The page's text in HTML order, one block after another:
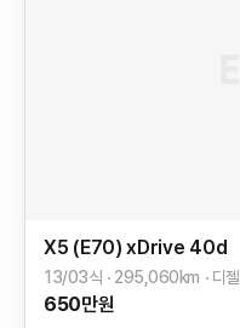
X5 (E70) xDrive 40d
13/03식 295,060km 디젤
650만원